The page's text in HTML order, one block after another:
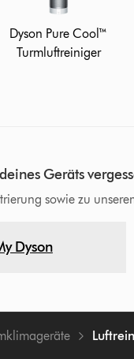
Dyson Pure Cool™
Turmluftreiniger
Geräts
sowie zu
Dyson